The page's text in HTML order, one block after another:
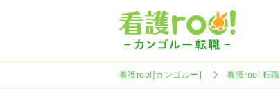
看護roo![カンゴルー] 看護roo! 転職